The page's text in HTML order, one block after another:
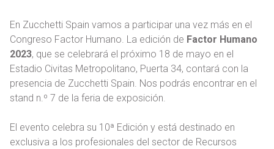
En Zucchetti Spain vamos a participar una vez más en el
Congreso Factor Humano. La edición de Factor Humano
2023, que se celebrará el próximo 18 de mayo en el
Estadio Civitas Metropolitano, Puerta 34, contará con la
presencia de Zucchetti Spain. Nos podrás encontrar en el
stand n.º 7 de la feria de exposición.
El evento celebra su 10ª Edición y está destinado en
exclusiva a los profesionales del sector de Recursos